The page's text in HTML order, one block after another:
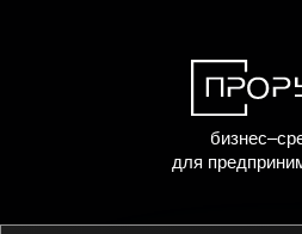
бизнес–среда
для предпринимателей
получить инструмент